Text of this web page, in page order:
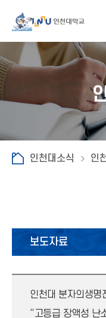
인천대소식 인
보도자료
해명자료
인천대 분자의생명
“고등급 장액성 난